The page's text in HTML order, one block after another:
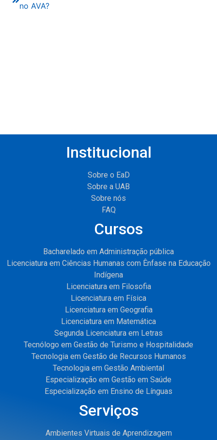
no AVA?
Institucional
Sobre o EaD
Sobre a UAB
Sobre nós
FAQ
Cursos
Bacharelado em Administração pública
Licenciatura em Ciências Humanas com Ênfase na Educação
Indígena
Licenciatura em Filosofia
Licenciatura em Física
Licenciatura em Geografia
Licenciatura em Matemática
Segunda Licenciatura em Letras
Tecnólogo em Gestão de Turismo e Hospitalidade
Tecnologia em Gestão de Recursos Humanos
Tecnologia em Gestão Ambiental
Especialização em Gestão em Saúde
Especialização em Ensino de Línguas
Serviços
Ambientes Virtuais de Aprendizagem